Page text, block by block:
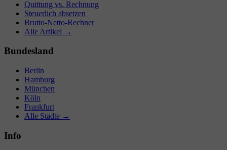
Quittung vs. Rechnung
Steuerlich absetzen
Brutto-Netto-Rechner
Alle Artikel →
Bundesland
Berlin
Hamburg
München
Köln
Frankfurt
Alle Städte →
Info